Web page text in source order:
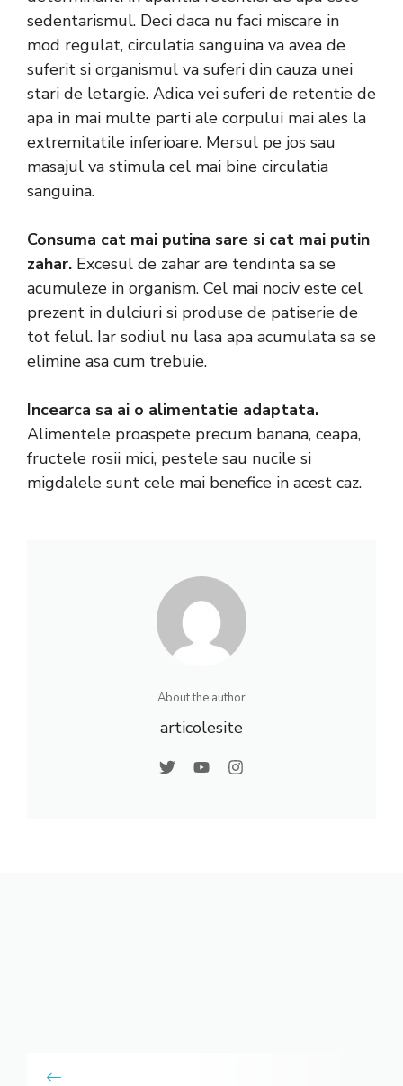
sedentarismul. Deci daca nu faci miscare in
mod regulat, circulatia sanguina va avea de
suferit si organismul va suferi din cauza unei
stari de letargie. Adica vei suferi de retentie de
apa in mai multe parti ale corpului mai ales la
extremitatile inferioare. Mersul pe jos sau
masajul va stimula cel mai bine circulatia
sanguina.
Consuma cat mai putina sare si cat mai putin
zahar. Excesul de zahar are tendinta sa se
acumuleze in organism. Cel mai nociv este cel
prezent in dulciuri si produse de patiserie de
tot felul. Iar sodiul nu lasa apa acumulata sa se
elimine asa cum trebuie.
Incearca sa ai o alimentatie adaptata.
Alimentele proaspete precum banana, ceapa,
fructele rosii mici, pestele sau nucile si
migdalele sunt cele mai benefice in acest caz.
About the author
articolesite